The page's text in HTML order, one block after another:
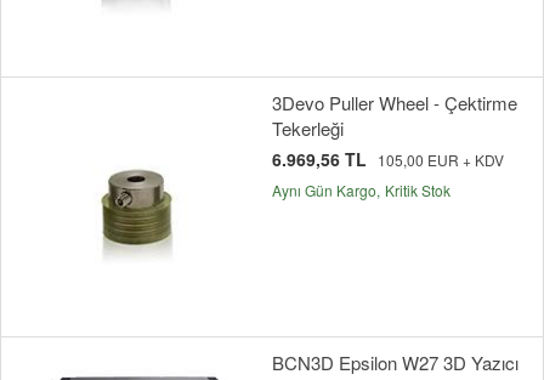
3Devo Puller Wheel - Çektirme
Tekerleği
6.969,56 TL
105,00 EUR + KDV
Aynı Gün Kargo Kritik Stok
BCN3D Epsilon W27 3D Yazıcı